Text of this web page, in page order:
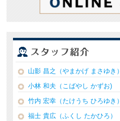
山影 昌之（やまかげ まさゆき）
小林 和夫（こばやし かずお)
竹内 宏幸（たけうち ひろゆき）
福士 貴広（ふくし たかひろ）